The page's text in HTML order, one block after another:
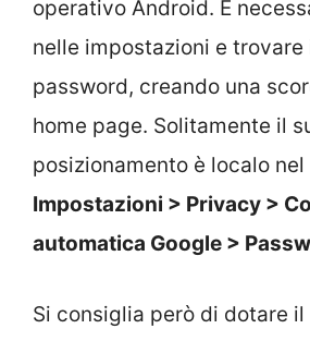
operativo Android. È
nelle impostazioni e trovare
password, creando una
home page. Solitamente il
posizionamento è localo
Impostazioni > Privacy >
automatica Google >
Si consiglia però di dotare